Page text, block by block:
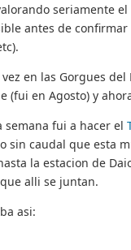
seriamente
antes de
en las Gorgues
(fui en Agosto) y
semana fui a hacer el
sin caudal que esta
la estacion de
alli se juntan.
asi: